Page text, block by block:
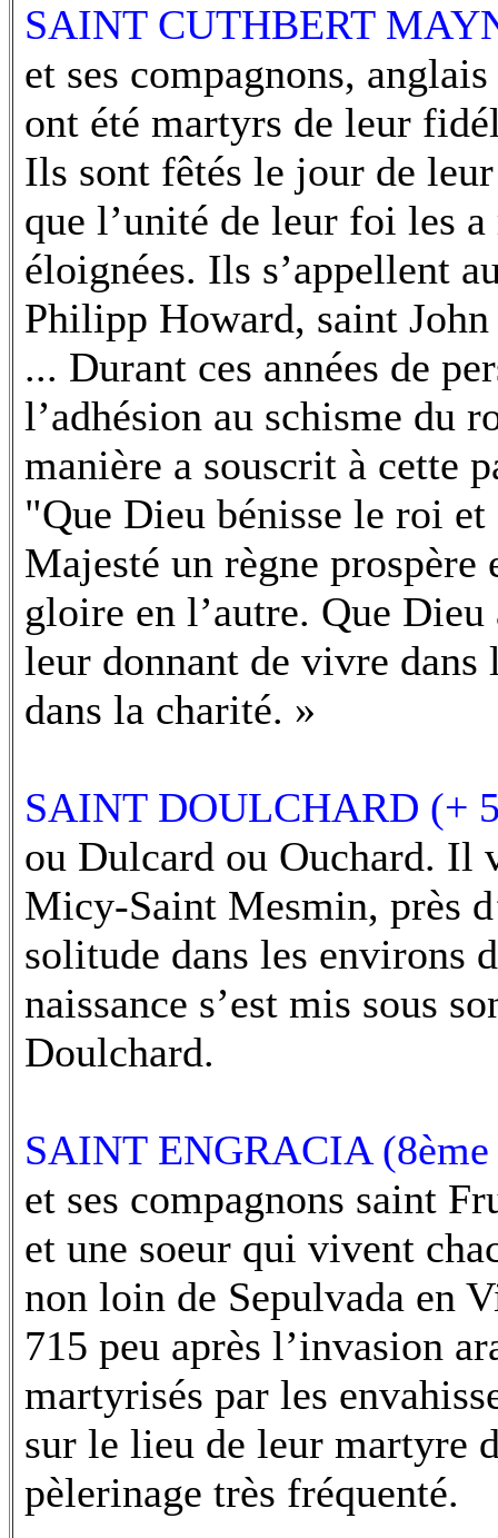
SAINT CUTHBERT
et ses compagnons,
ont été martyrs de leur
Ils sont fêtés le jour de
que l’unité de leur foi les
éloignées. Ils s’appellent
Philipp Howard, saint
... Durant ces années de
l’adhésion au schisme du
manière a souscrit à cette
"Que Dieu bénisse le roi
Majesté un règne prospère
gloire en l’autre. Que
leur donnant de vivre dans
dans la charité. »
SAINT DOULCHARD (+
ou Dulcard ou Ouchard. Il
Micy-Saint Mesmin, près
solitude dans les environs
naissance s’est mis sous
Doulchard.
SAINT ENGRACIA (8ème
et ses compagnons saint
et une soeur qui vivent
non loin de Sepulvada en
715 peu après l’invasion
martyrisés par les
sur le lieu de leur martyre
pèlerinage très fréquenté.